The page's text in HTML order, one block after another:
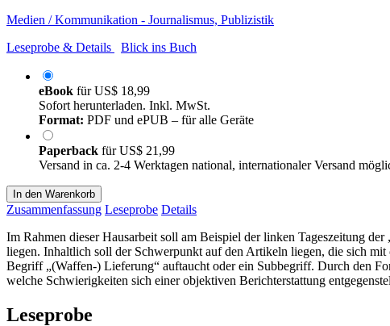
Medien / Kommunikation - Journalismus, Publizistik
Leseprobe & Details
Blick ins Buch
eBook fürUS$ 18,99
Sofort herunterladen. Inkl. MwSt.
Format: PDF und ePUB – für alle Geräte
Paperback fürUS$ 21,99
Versand in ca. 2-4 Werktagen national, internationaler Versand
In den Warenkorb
Zusammenfassung Leseprobe Details
Im Rahmen dieser Hausarbeit soll am Beispiel der linken Tageszeitung
liegen. Inhaltlich soll der Schwerpunkt auf den Artikeln liegen, die sich
Begriff „(Waffen-) Lieferung“ auftaucht oder ein Subbegriff. Durch den
welche Schwierigkeiten sich einer objektiven Berichterstattung
Leseprobe